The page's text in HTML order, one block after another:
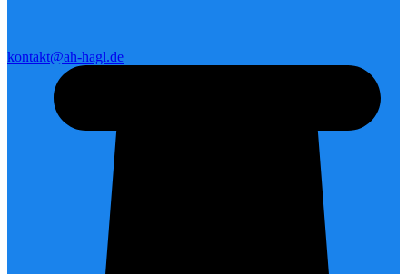
kontakt@ah-hagl.de